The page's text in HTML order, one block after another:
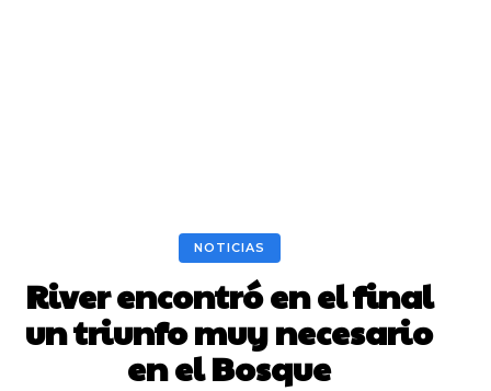
NOTICIAS
River encontró en el final
un triunfo muy necesario
en el Bosque